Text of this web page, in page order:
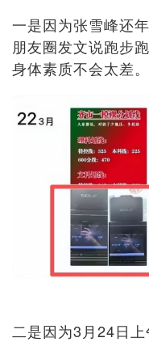
一是因为张雪峰还
朋友圈发文说跑步
身体素质不会太差。
二是因为3月24日上